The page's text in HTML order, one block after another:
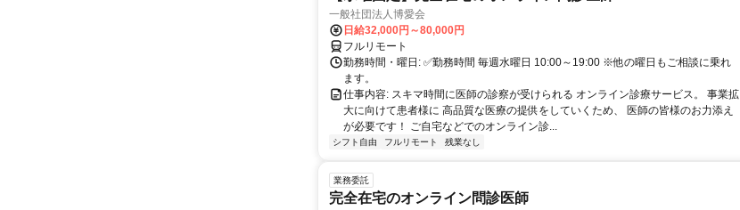
一般社団法人博愛会
日給32,000円～80,000円
フルリモート
勤務時間・曜日: ✅勤務時間 毎週水曜日 10:00～19:00 ※他の曜日もご相談に乗れ
ます。
仕事内容: スキマ時間に医師の診察が受けられる オンライン診療サービス。 事業拡
大に向けて患者様に 高品質な医療の提供をしていくため、 医師の皆様のお力添え
が必要です！ ご自宅などでのオンライン診...
シフト自由 フルリモート 残業なし
業務委託
完全在宅のオンライン問診医師